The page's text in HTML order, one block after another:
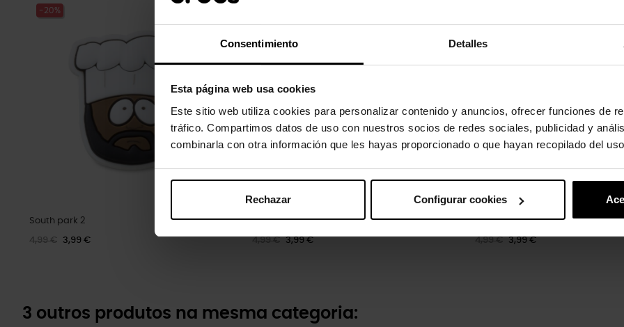
Consentimiento Detalles
Esta página web usa cookies
Este sitio web utiliza cookies para personalizar contenido y anuncios, ofrecer funciones de
tráfico. Compartimos datos de uso con nuestros socios de redes sociales, publicidad y
combinarla con otra información que les hayas proporcionado o que hayan recopilado del
Rechazar Configurar cookies
-20%
South park 2
4,99 € 3,99 €
Pokémon Ander
3,99 €
Número 8
3,99 €
3 outros produtos na mesma categoria: